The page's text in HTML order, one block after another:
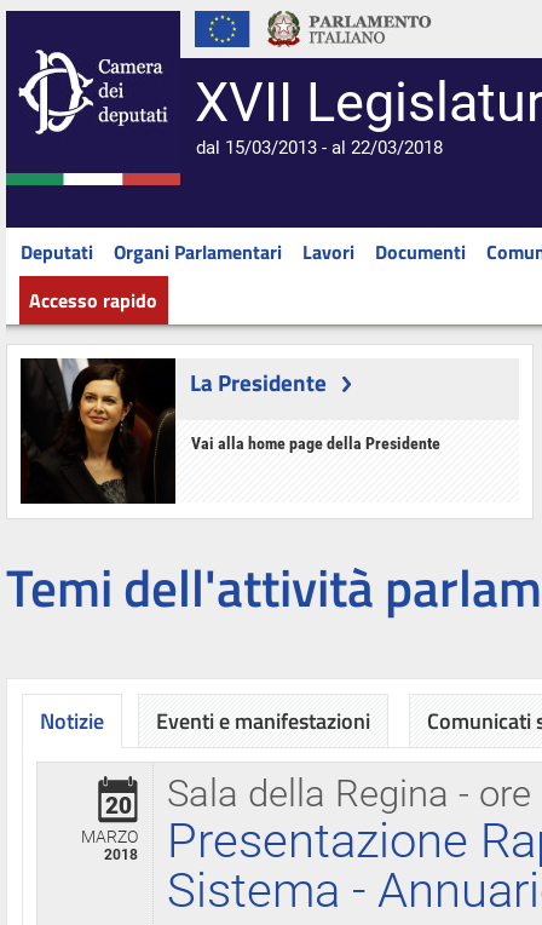
XVII
dal 15/03/2013 - al 22/03/2018
Deputati Organi Parlamentari Lavori Documenti
Accesso rapido
La Presidente
Vai alla home page della Presidente
Temi dell'attività
Notizie
Sala della Regina - ore
20
MARZO
2018
Presentazione
Sistema -
Eventi e manifestazioni Comunicati